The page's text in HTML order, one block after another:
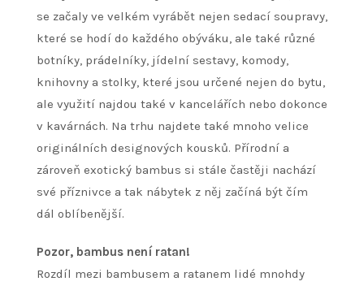
se začaly ve velkém vyrábět nejen sedací soupravy,
které se hodí do každého obýváku, ale také různé
botníky, prádelníky, jídelní sestavy, komody,
knihovny a stolky, které jsou určené nejen do bytu,
ale využití najdou také v kancelářích nebo dokonce
v kavárnách. Na trhu najdete také mnoho velice
originálních designových kousků. Přírodní a
zároveň exotický bambus si stále častěji nachází
své příznivce a tak nábytek z něj začíná být čím
dál oblíbenější.
Pozor, bambus není ratan!
Rozdíl mezi bambusem a ratanem lidé mnohdy